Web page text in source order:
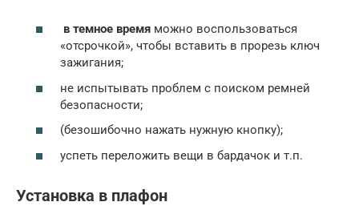
в темное время можно воспользоваться
«отсрочкой», чтобы вставить в прорезь ключ
зажигания;
не испытывать проблем с поиском ремней
безопасности;
(безошибочно нажать нужную кнопку);
успеть переложить вещи в бардачок и т.п.
Установка в плафон